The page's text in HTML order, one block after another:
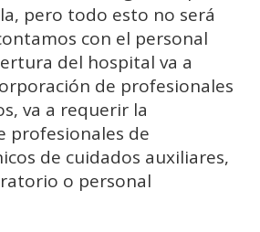
pero todo esto no será
con el personal
del hospital va a
de profesionales
va a requerir la
profesionales de
de cuidados auxiliares,
o personal